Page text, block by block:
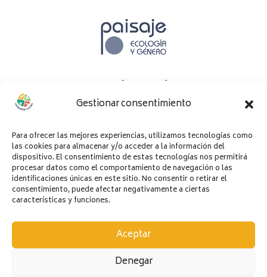
Gestionar consentimiento
Para ofrecer las mejores experiencias, utilizamos tecnologías como
las cookies para almacenar y/o acceder a la información del
dispositivo. El consentimiento de estas tecnologías nos permitirá
procesar datos como el comportamiento de navegación o las
identificaciones únicas en este sitio. No consentir o retirar el
consentimiento, puede afectar negativamente a ciertas
características y funciones.
Aceptar
Denegar
Con el apoyo de
Cocinando futuro © 2026